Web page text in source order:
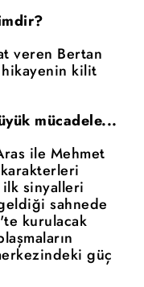
veren Bertan
kilit
mücadele...
ile Mehmet
sinyalleri
sahnede
kurulacak
güç